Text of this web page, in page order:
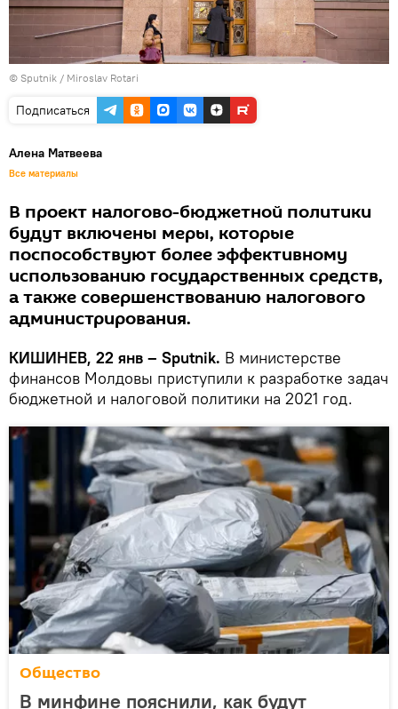
© Sputnik / Miroslav Rotari
Подписаться
Алена Матвеева
Все материалы
В проект налогово-бюджетной политики
будут включены меры, которые
поспособствуют более эффективному
использованию государственных средств,
а также совершенствованию налогового
администрирования.
КИШИНЕВ, 22 янв – Sputnik. В министерстве
финансов Молдовы приступили к разработке задач
бюджетной и налоговой политики на 2021 год.
Общество
В минфине пояснили, как будут